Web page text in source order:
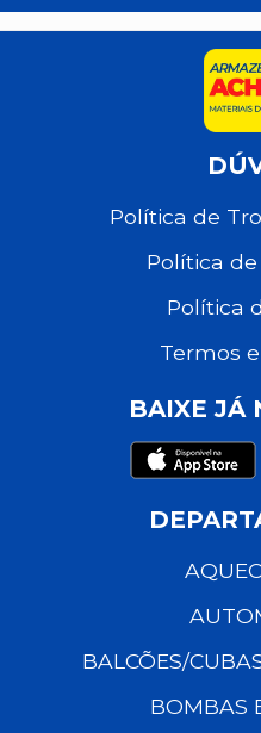
Política de
Política
Política
Termos
BAIXE JÁ
BALCÕES/
BOMBAS